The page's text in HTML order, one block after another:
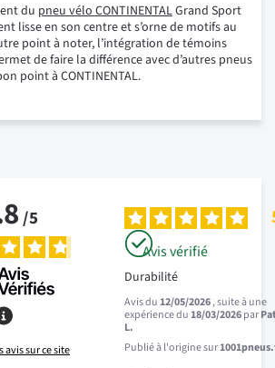
du pneu vélo CONTINENTALGrand Sport
lisse en son centre et s’orne de motifs au
point à noter, l’intégration de témoins
de faire la différence avec d’autres pneus
point à CONTINENTAL.
/5
avis sur ce site
Avis vérifié
Durabilité
Avis du12/05/2026, suite à une
expérience du18/03/2026par
L.
Publié à l'origine sur